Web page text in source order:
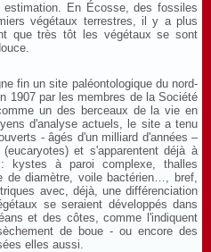
En Écosse, des fossiles
végétaux terrestres, il y a plus
que très tôt les végétaux se sont
fin un site paléontologique du nord-
1907 par les membres de la Société
un des berceaux de la vie en
d'analyse actuels, le site a tenu
- âgés d'un milliard d'années –
et s'apparentent déjà à
kystes à paroi complexe, thalles
de diamètre, voile bactérien…, bref,
avec, déjà, une différenciation
se seraient développés dans
et des côtes, comme l'indiquent
de boue - ou encore des
elles aussi.